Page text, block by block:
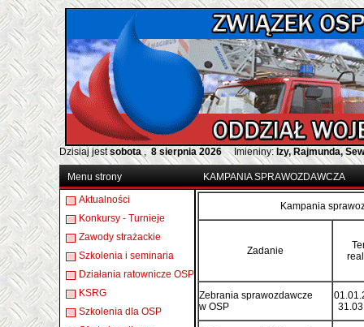
Dzisiaj jestsobota , 8 sierpnia 2026 Imieniny:Izy, Rajmunda,
Menu strony
Aktualności
Konkursy - Turnieje
Zawody strażackie
Szkolenia i seminaria
Działania ratownicze OSP
KSRG
Szkolenia dla OSP
KAMPANIA SPRAWOZDAWCZA
Kampania
Zadanie
Zebrania sprawozdawcze
w OSP